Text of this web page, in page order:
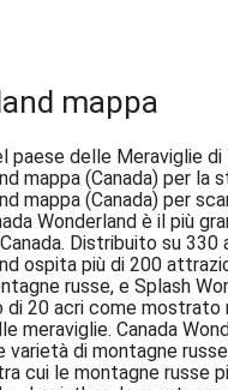
mappa
paese delle Meraviglie di
mappa (Canada) per la
mappa (Canada) per
Wonderland è il più
Distribuito su 330
ospita più di 200
russe, e Splash
di 20 acri come mostrato
meraviglie. Canada
varietà di montagne
cui le montagne russe